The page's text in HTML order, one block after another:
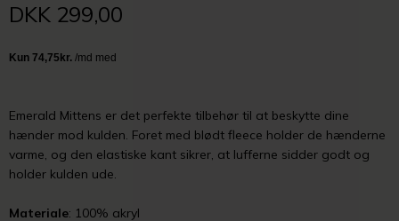
DKK 299,00
Emerald Mittens er det perfekte tilbehør til at beskytte dine
hænder mod kulden. Foret med blødt fleece holder de hænderne
varme, og den elastiske kant sikrer, at lufferne sidder godt og
holder kulden ude.
Materiale: 100% akryl